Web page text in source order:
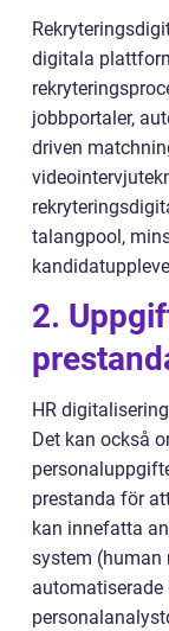
digitala
jobbportaler,
driven
talangpool,
2.
HR
Det kan också
prestanda för
kan innefatta
system (human